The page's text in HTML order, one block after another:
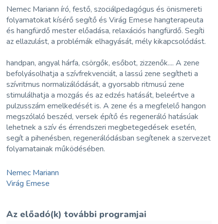
Nemec Mariann író, festő, szociálpedagógus és önismereti
folyamatokat kísérő segítő és Virág Emese hangterapeuta
és hangfürdő mester előadása, relaxációs hangfürdő. Segíti
az ellazulást, a problémák elhagyását, mély kikapcsolódást.
handpan, angyal hárfa, csörgők, esőbot, zizzenők.... A zene
befolyásolhatja a szívfrekvenciát, a lassú zene segítheti a
szívritmus normalizálódását, a gyorsabb ritmusú zene
stimulálhatja a mozgás és az edzés hatását, beleértve a
pulzusszám emelkedését is. A zene és a megfelelő hangon
megszólaló beszéd, versek építő és regeneráló hatásúak
lehetnek a szív és érrendszeri megbetegedések esetén,
segít a pihenésben, regenerálódásban segítenek a szervezet
folyamatainak működésében.
Nemec Mariann
Virág Emese
Az előadó(k) további programjai